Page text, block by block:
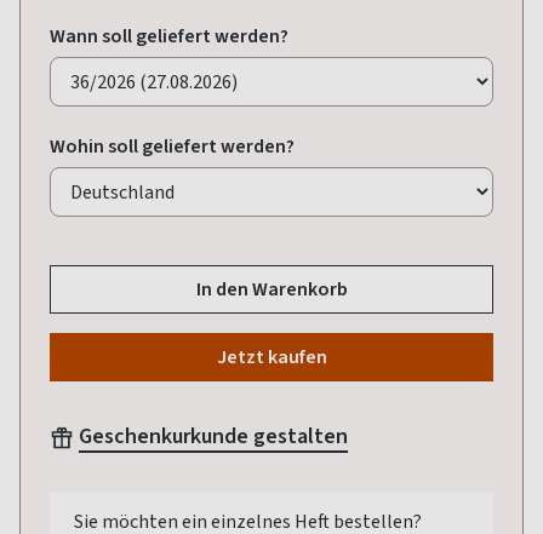
Wann soll geliefert werden?
Wohin soll geliefert werden?
In den Warenkorb
Jetzt kaufen
Geschenkurkunde gestalten
Sie möchten ein einzelnes Heft bestellen?